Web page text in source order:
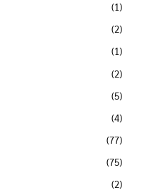
(1)
(2)
(1)
(2)
(5)
(4)
(77)
(75)
(2)